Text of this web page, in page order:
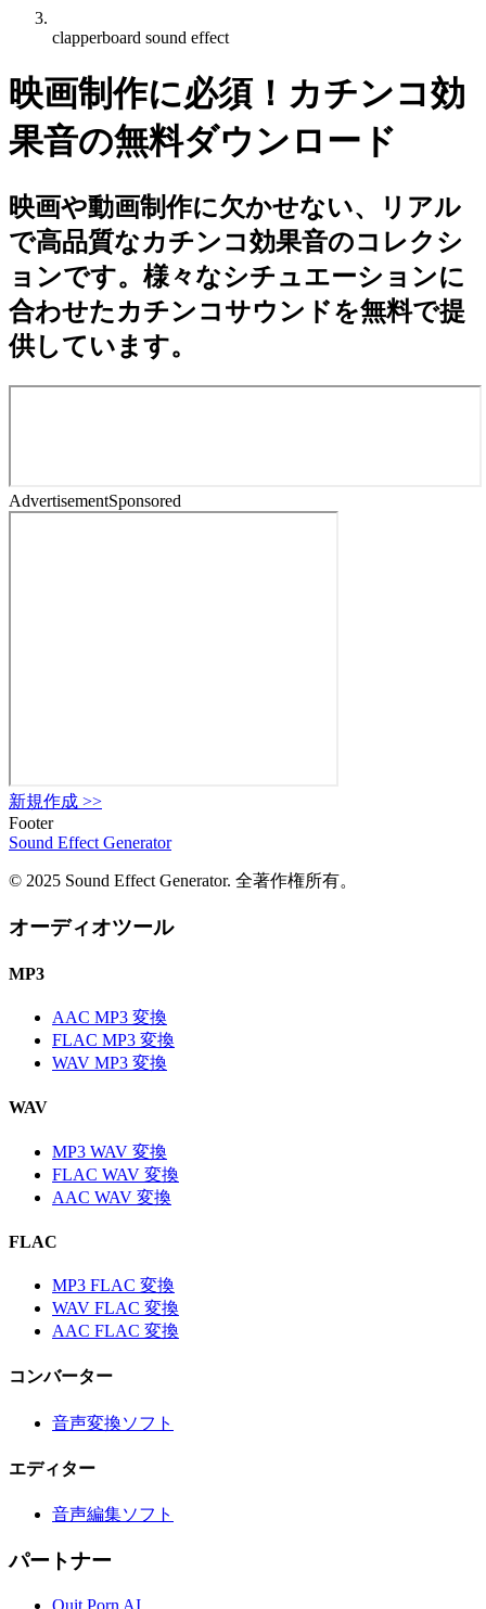
clapperboard sound effect
映画制作に必須！カチンコ効
果音の無料ダウンロード
映画や動画制作に欠かせない、リアル
で高品質なカチンコ効果音のコレクシ
ョンです。様々なシチュエーションに
合わせたカチンコサウンドを無料で提
供しています。
AdvertisementSponsored
新規作成 >>
Footer
Sound Effect Generator
© 2025 Sound Effect Generator. 全著作権所有。
オーディオツール
MP3
AAC MP3 変換
FLAC MP3 変換
WAV MP3 変換
WAV
MP3 WAV 変換
FLAC WAV 変換
AAC WAV 変換
FLAC
MP3 FLAC 変換
WAV FLAC 変換
AAC FLAC 変換
コンバーター
音声変換ソフト
エディター
音声編集ソフト
パートナー
Quit Porn AI